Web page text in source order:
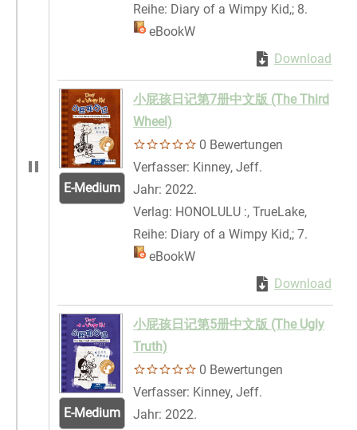
Reihe: Diary of a Wimpy Kid,; 8.
Mediengruppe:
eBookW
Zum Download
Download
E-Medium
小屁孩日记第7册中文版 (The Third
Wheel)
0 Bewertungen
Verfasser: Kinney, Jeff.
Jahr: 2022.
Verlag: HONOLULU :, TrueLake,
Reihe: Diary of a Wimpy Kid,; 7.
Mediengruppe:
eBookW
Zum Download
Download
E-Medium
小屁孩日记第5册中文版 (The Ugly
Truth)
0 Bewertungen
Verfasser: Kinney, Jeff.
Jahr: 2022.